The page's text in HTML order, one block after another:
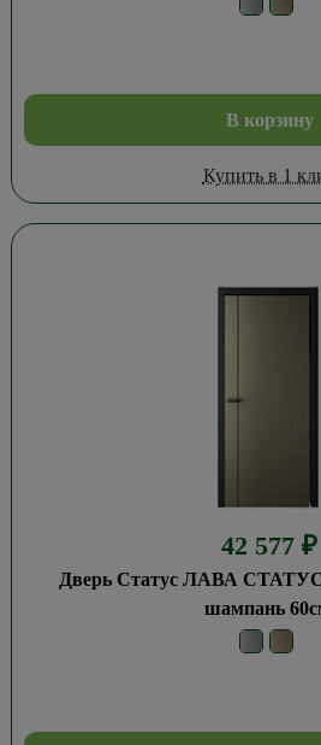
В корзину
Купить в 1
42 577 ₽
Дверь Статус ЛАВА
шампань